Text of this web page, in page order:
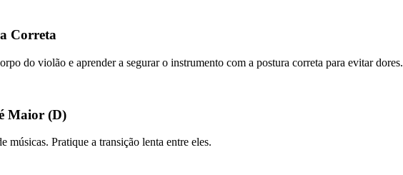
Correta
do violão e aprender a segurar o instrumento com a postura correta para evitar dores.
Maior (D)
músicas. Pratique a transição lenta entre eles.